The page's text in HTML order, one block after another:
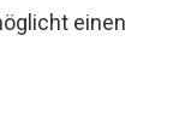
einen